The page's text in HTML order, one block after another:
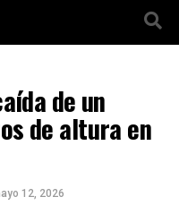
de un
de altura en
12, 2026